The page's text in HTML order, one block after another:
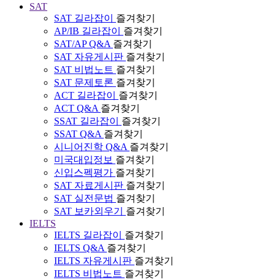
SAT
SAT 길라잡이
즐겨찾기
AP/IB 길라잡이
즐겨찾기
SAT/AP Q&A 즐겨찾기
SAT 자유게시판 즐겨찾기
SAT 비법노트 즐겨찾기
SAT 문제토론 즐겨찾기
ACT 길라잡이
즐겨찾기
ACT Q&A 즐겨찾기
SSAT 길라잡이
즐겨찾기
SSAT Q&A 즐겨찾기
시니어진학 Q&A 즐겨찾기
미국대입정보 즐겨찾기
신입스펙평가 즐겨찾기
SAT 자료게시판 즐겨찾기
SAT 실전문법 즐겨찾기
SAT 보카외우기
즐겨찾기
IELTS
IELTS 길라잡이
즐겨찾기
IELTS Q&A 즐겨찾기
IELTS 자유게시판 즐겨찾기
IELTS 비법노트 즐겨찾기